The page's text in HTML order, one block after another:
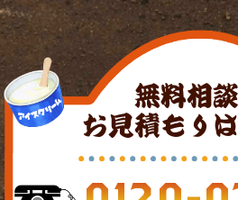
無料相談
お見積もり